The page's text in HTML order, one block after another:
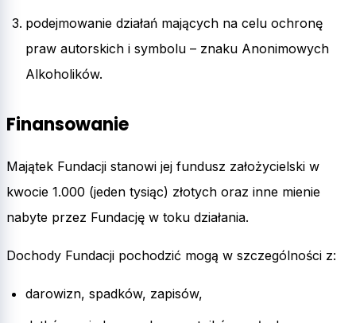
podejmowanie działań mających na celu ochronę
praw autorskich i symbolu – znaku Anonimowych
Alkoholików.
Finansowanie
Majątek Fundacji stanowi jej fundusz założycielski w
kwocie 1.000 (jeden tysiąc) złotych oraz inne mienie
nabyte przez Fundację w toku działania.
Dochody Fundacji pochodzić mogą w szczególności z:
darowizn, spadków, zapisów,